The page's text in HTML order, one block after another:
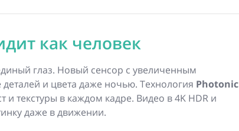
как человек
глаз. Новый сенсор с увеличенным
и цвета даже ночью. Технология Photonic
и текстуры в каждом кадре. Видео в 4K HDR и
даже в движении.